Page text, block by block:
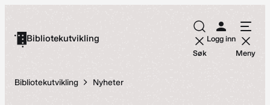
innholdBibliotekutvikling
Søk
Logg inn
Meny
Bibliotekutvikling Nyheter